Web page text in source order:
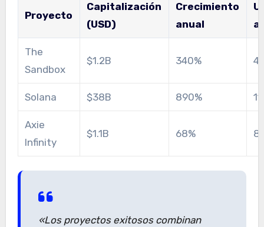
Proyecto
Capitalización
(USD)
Crecimiento
anual
The
Sandbox
$1.2B 340%
Solana $38B 890%
Axie
Infinity
$1.1B 68%
«Los proyectos exitosos combinan